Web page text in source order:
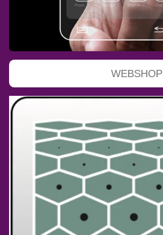
WEBSHOP